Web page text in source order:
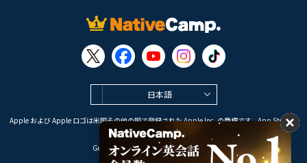
日本語
Apple および Apple ロゴは米国その他の国で登録された Apple Inc. の商標です。App Store は
Apple Inc. のサービスマークです。
Google Play は Google LLC の商標です。